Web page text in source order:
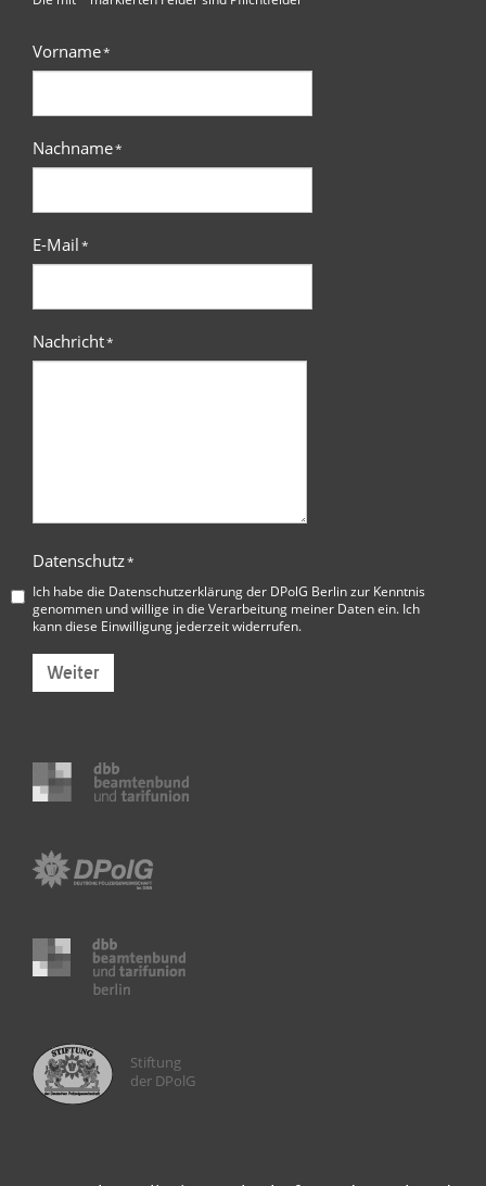
Vorname*
Nachname*
E-Mail*
Nachricht*
Datenschutz*
Ich habe die Datenschutzerklärung der DPolG Berlinzur Kenntnis
genommen und willige in die Verarbeitung meiner Daten ein. Ich
kann diese Einwilligung jederzeit widerrufen.
Weiter
Stiftung
der DPolG